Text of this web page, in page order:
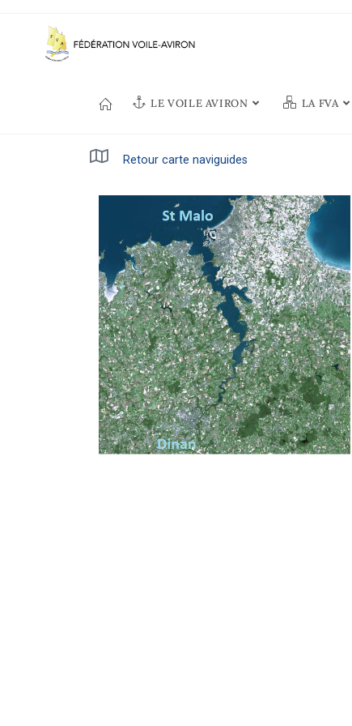
LE VOILE AVIRON LA FVA
Retour carte naviguides